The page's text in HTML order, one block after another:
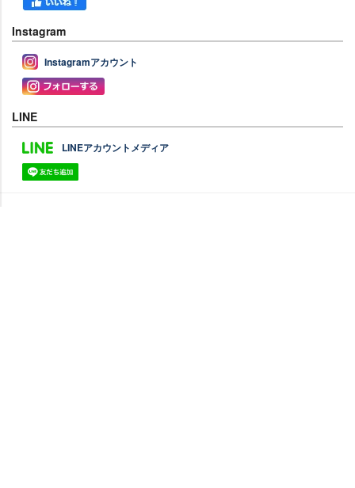
Instagram
Instagramアカウント
LINE
LINEアカウントメディア